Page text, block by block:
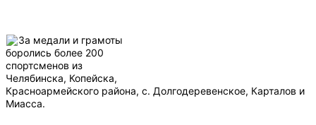
За медали и грамоты
боролись более 200
спортсменов из
Челябинска, Копейска,
Красноармейского района, с. Долгодеревенское, Карталов и
Миасса.